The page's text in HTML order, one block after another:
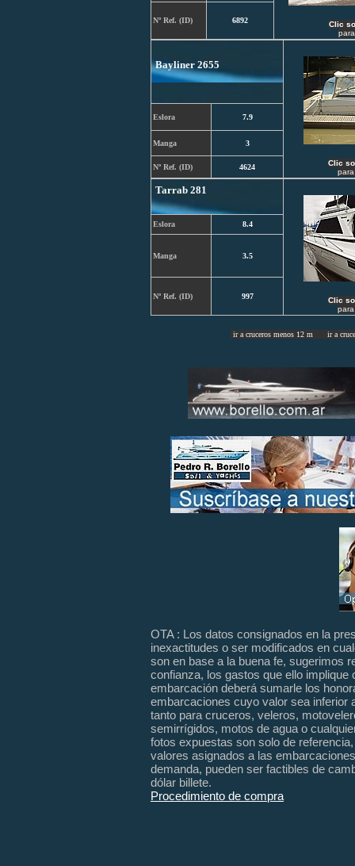
Clic
para
Nº Ref. (ID) 6892
Bayliner 2655
Clic
para
Eslora 7.9
Manga 3
Nº Ref. (ID) 4624
Tarrab 281
Clic
para
Eslora 8.4
Manga 3.5
Nº Ref. (ID) 997
ir a cruceros menos 12 m ir a
OTA : Los datos consignados en la
inexactitudes o ser modificados en
son en base a la buena fe, sugerimos
confianza, los gastos que ello
embarcación deberá sumarle los
embarcaciones cuyo valor sea inferior
tanto para cruceros, veleros,
semirrígidos, motos de agua o
fotos expuestas son solo de
valores asignados a las
demanda, pueden ser factibles de
dólar billete.
Procedimiento de compra